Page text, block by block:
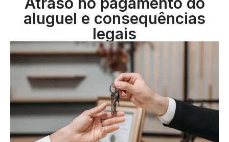
aluguel e consequências
legais